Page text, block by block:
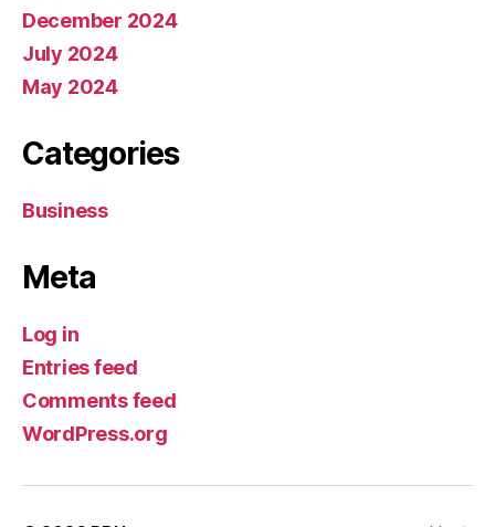
December 2024
July 2024
May 2024
Categories
Business
Meta
Log in
Entries feed
Comments feed
WordPress.org